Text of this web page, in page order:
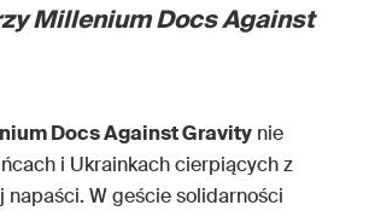
Millenium Docs Against
Docs Against Gravity nie
i Ukrainkach cierpiących z
napaści. W geście solidarności